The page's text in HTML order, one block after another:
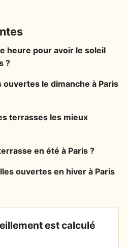
heure pour avoir le soleil
?
le dimanche à Paris
terrasses les mieux
en été à Paris ?
ouvertes en hiver à Paris
est calculé